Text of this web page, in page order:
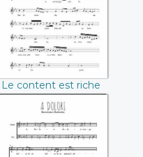
Sermisy)
Le content est riche
(Claudin de Sermisy)
A dolori